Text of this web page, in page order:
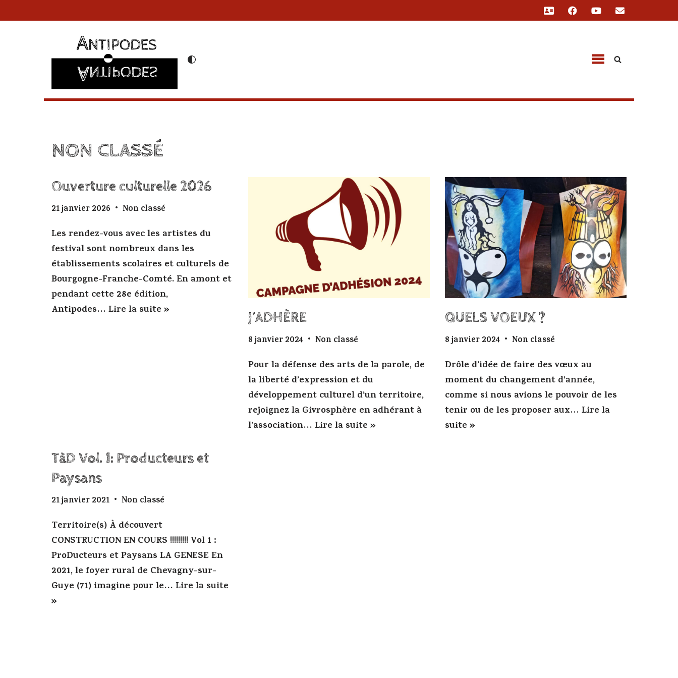
NON CLASSÉ
Ouverture culturelle 2026
21 janvier 2026 Non classé
Les rendez-vous avec les artistes du
festival sont nombreux dans les
établissements scolaires et culturels de
Bourgogne-Franche-Comté. En amont et
pendant cette 28e édition,
Antipodes… Lire la suite » J’ADHÈRE
8 janvier 2024 Non classé
Pour la défense des arts de la parole, de
la liberté d’expression et du
développement culturel d’un territoire,
rejoignez la Givrosphère en adhérant à
l’association… Lire la suite »
QUELS VOEUX ?
8 janvier 2024 Non classé
Drôle d’idée de faire des vœux au
moment du changement d’année,
comme si nous avions le pouvoir de les
tenir ou de les proposer aux… Lire la
suite »
TàD Vol. 1: Producteurs et
Paysans
21 janvier 2021 Non classé
Territoire(s) À découvert
CONSTRUCTION EN COURS !!!!!!!!! Vol 1 :
ProDucteurs et Paysans LA GENESE En
2021, le foyer rural de Chevagny-sur-
Guye (71) imagine pour le… Lire la suite
»